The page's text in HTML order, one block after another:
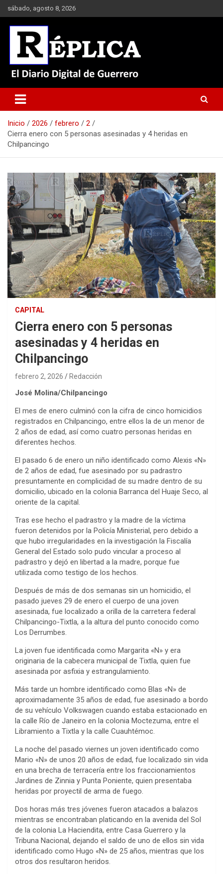
Saltar
al
contenido
sábado, agosto 8, 2026
Réplica
Inicio 2026 febrero
2
Cierra enero con 5 personas asesinadas y 4 heridas en
Chilpancingo
CAPITAL
Cierra enero con 5 personas
asesinadas y 4 heridas en
Chilpancingo
febrero 2, 2026 Redacción
José Molina/Chilpancingo
El mes de enero culminó con la cifra de cinco homicidios
registrados en Chilpancingo, entre ellos la de un menor de
2 años de edad, así como cuatro personas heridas en
diferentes hechos.
El pasado 6 de enero un niño identificado como Alexis «N»
de 2 años de edad, fue asesinado por su padrastro
presuntamente en complicidad de su madre dentro de su
domicilio, ubicado en la colonia Barranca del Huaje Seco, al
oriente de la capital.
Tras ese hecho el padrastro y la madre de la víctima
fueron detenidos por la Policía Ministerial, pero debido a
que hubo irregularidades en la investigación la Fiscalía
General del Estado solo pudo vincular a proceso al
padrastro y dejó en libertad a la madre, porque fue
utilizada como testigo de los hechos.
Después de más de dos semanas sin un homicidio, el
pasado jueves 29 de enero el cuerpo de una joven
asesinada, fue localizado a orilla de la carretera federal
Chilpancingo-Tixtla, a la altura del punto conocido como
Los Derrumbes.
La joven fue identificada como Margarita «N» y era
originaria de la cabecera municipal de Tixtla, quien fue
asesinada por asfixia y estrangulamiento.
Más tarde un hombre identificado como Blas «N» de
aproximadamente 35 años de edad, fue asesinado a bordo
de su vehículo Volkswagen cuando estaba estacionado en
la calle Río de Janeiro en la colonia Moctezuma, entre el
Libramiento a Tixtla y la calle Cuauhtémoc.
La noche del pasado viernes un joven identificado como
Mario «N» de unos 20 años de edad, fue localizado sin vida
en una brecha de terracería entre los fraccionamientos
Jardines de Zinnia y Punta Poniente, quien presentaba
heridas por proyectil de arma de fuego.
Dos horas más tres jóvenes fueron atacados a balazos
mientras se encontraban platicando en la avenida del Sol
de la colonia La Haciendita, entre Casa Guerrero y la
Tribuna Nacional, dejando el saldo de uno de ellos sin vida
identificado como Hugo «N» de 25 años, mientras que los
otros dos resultaron heridos.